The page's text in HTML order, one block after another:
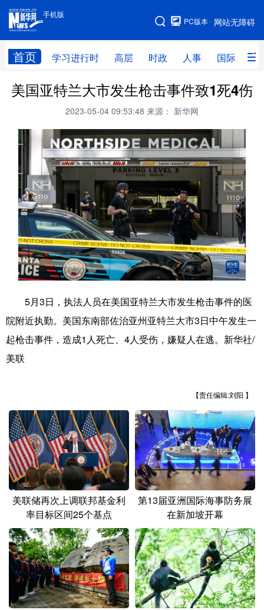
手机版
网站无障碍
PC版本
首页 学习进行时 高层 时政 人事 国际 财
手机版
网站地图
学习进行时 高层 时政 人事
财经 网评
台湾 思客智库 全球连线
科技 科创 量子 体育
文化 书画 健康 军事
访谈 视频 图片 政务
法律 中央文件 金融 汽车
食品 人居 信息化 数字经济
彩票 娱乐 时尚 悦读
地方频道
北京 天津 河北 山西
辽宁 吉林 上海 江苏
浙江 安徽 福建 江西
山东 河南 湖北 湖南
广东 广西 海南 重庆
四川 贵州 云南 西藏
陕西 甘肃 青海 宁夏
美国亚特兰大市发生枪击事件致1死4伤
2023-05-04 09:53:48 来源： 新华网
5月3日，执法人员在美国亚特兰大市发生枪击事件的医
院附近执勤。美国东南部佐治亚州亚特兰大市3日中午发生一
起枪击事件，造成1人死亡、4人受伤，嫌疑人在逃。新华社/
美联
【责任编辑:刘阳 】
美联储再次上调联邦基金利
率目标区间25个基点
第13届亚洲国际海事防务展
在新加坡开幕